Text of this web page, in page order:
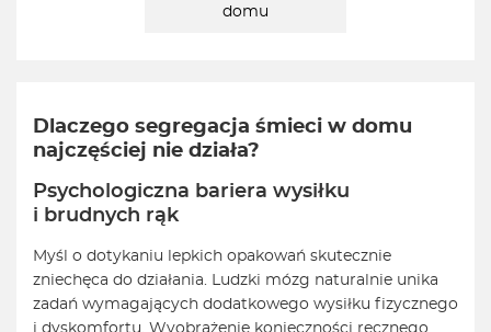
domu
Dlaczego segregacja śmieci w domu
najczęściej nie działa?
Psychologiczna bariera wysiłku
i brudnych rąk
Myśl o dotykaniu lepkich opakowań skutecznie
zniechęca do działania. Ludzki mózg naturalnie unika
zadań wymagających dodatkowego wysiłku fizycznego
i dyskomfortu. Wyobrażenie konieczności ręcznego